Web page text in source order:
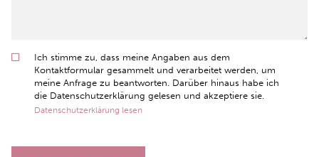
Ich stimme zu, dass meine Angaben aus dem
Kontaktformular gesammelt und verarbeitet werden, um
meine Anfrage zu beantworten. Darüber hinaus habe ich
die Datenschutzerklärung gelesen und akzeptiere sie.
Datenschutzerklärung lesen